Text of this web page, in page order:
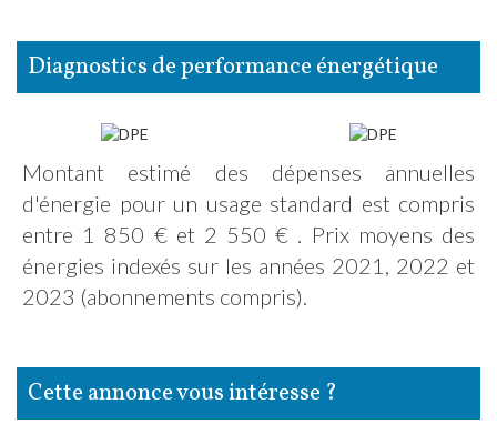
diagnostics de performance énergétique
Montant estimé des dépenses annuelles
d'énergie pour un usage standard est compris
entre 1 850 € et 2 550 € . Prix moyens des
énergies indexés sur les années 2021, 2022 et
2023 (abonnements compris).
cette annonce vous intéresse ?